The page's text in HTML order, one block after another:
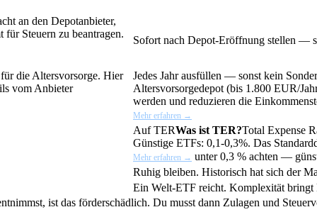
an den Depotanbieter,
für Steuern zu beantragen.
Sofort nach Depot-Eröffnung stellen —
die Altersvorsorge. Hier
vom Anbieter
Jedes Jahr ausfüllen — sonst kein
Altersvorsorgedepot (bis 1.800 EUR/
werden und reduzieren die
Mehr erfahren →
AufTERWas ist TER?Total Expense
Günstige ETFs: 0,1-0,3%. Das
Mehr erfahren → unter 0,3 % achten —
Ruhig bleiben. Historisch hat sich der
Ein Welt-ETF reicht. Komplexität bringt
ist das förderschädlich. Du musst dann Zulagen und